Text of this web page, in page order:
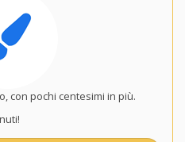
con pochi centesimi in più.